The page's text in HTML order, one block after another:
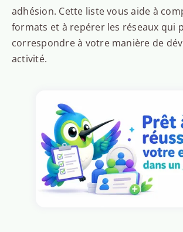
adhésion. Cette liste vous aide à
formats et à repérer les réseaux qui
correspondre à votre manière de
activité.